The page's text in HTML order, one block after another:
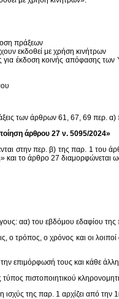
πράξεων
εκδοθεί με χρήση κινήτρων
κοινής απόφασης των
των άρθρων 61, 67, 69 περ.
άρθρου 27 ν. 5095/2024»
στην περ. β) της παρ. 1 του
και το άρθρο 27 διαμορφώνεται
αα) του εβδόμου εδαφίου
ο τρόπος, ο χρόνος και οι
επιμόρφωσή τους και κάθε
πιστοποιητικού
ισχύς της παρ. 1 αρχίζει από την